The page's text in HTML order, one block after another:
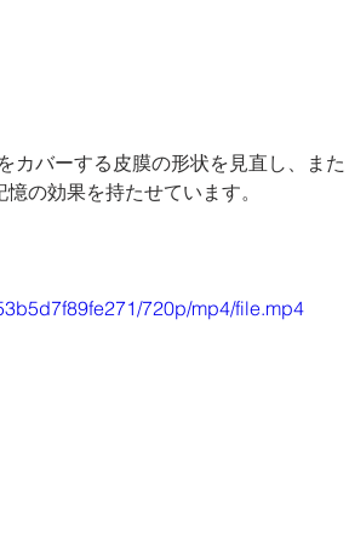
カバーする皮膜の形状を見直し、また
の効果を持たせています。
720p/mp4/file.mp4